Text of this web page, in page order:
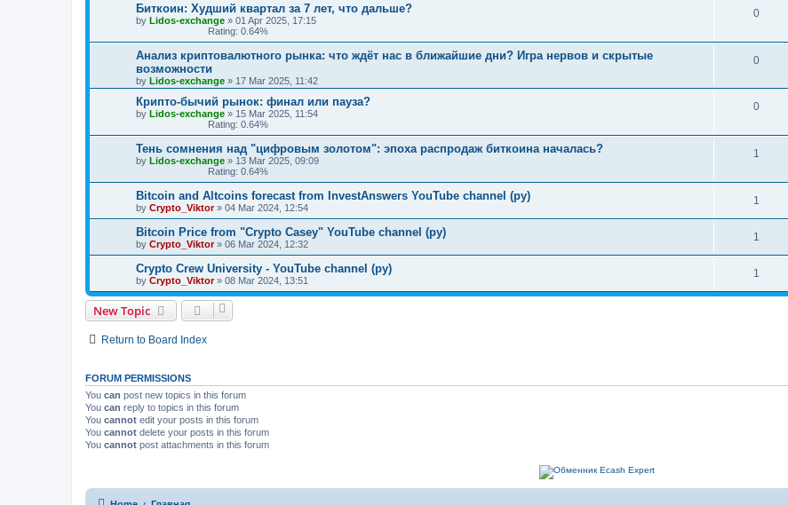
Биткоин: Худший квартал за 7 лет, что дальше?
by Lidos-exchange » 01 Apr 2025, 17:15
Rating: 0.64%
0
Анализ криптовалютного рынка: что ждёт нас в ближайшие дни? Игра нервов и скрытые
возможности
by Lidos-exchange » 17 Mar 2025, 11:42
0
Крипто-бычий рынок: финал или пауза?
by Lidos-exchange » 15 Mar 2025, 11:54
Rating: 0.64%
0
Тень сомнения над "цифровым золотом": эпоха распродаж биткоина началась?
by Lidos-exchange » 13 Mar 2025, 09:09
Rating: 0.64%
1
Bitcoin and Altcoins forecast from InvestAnswers YouTube channel (ру)
by Crypto_Viktor» 04 Mar 2024, 12:54
1
Bitcoin Price from "Crypto Casey" YouTube channel (ру)
by Crypto_Viktor» 06 Mar 2024, 12:32
1
Crypto Crew University - YouTube channel (ру)
by Crypto_Viktor» 08 Mar 2024, 13:51
1
New Topic
Return to Board Index
FORUM PERMISSIONS
You can post new topics in this forum
You can reply to topics in this forum
You cannot edit your posts in this forum
You cannot delete your posts in this forum
You cannot post attachments in this forum